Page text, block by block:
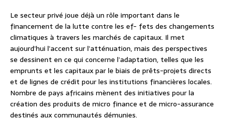
Le secteur privé joue déjà un rôle important dans le
financement de la lutte contre les ef- fets des changements
climatiques à travers les marchés de capitaux. Il met
aujourd’hui l’accent sur l’atténuation, mais des perspectives
se dessinent en ce qui concerne l’adaptation, telles que les
emprunts et les capitaux par le biais de prêts-projets directs
et de lignes de crédit pour les institutions financières locales.
Nombre de pays africains mènent des initiatives pour la
création des produits de micro finance et de micro-assurance
destinés aux communautés démunies.